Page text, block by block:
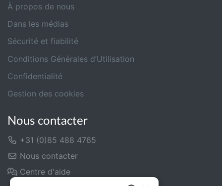
À propos de nous
Dans les médias
Sécurité et fiabilité
Conditions Générales d’Utilisation
Confidentialité
Gestion des cookies
Nous contacter
+31 (0)85 488 4765
Nous contacter
Centre d'aide